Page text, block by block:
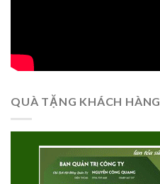
QUÀ TẶNG KHÁCH HÀNG